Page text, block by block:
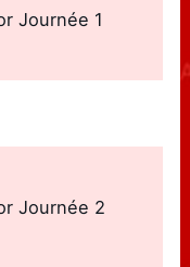
Journée 1
Journée 2